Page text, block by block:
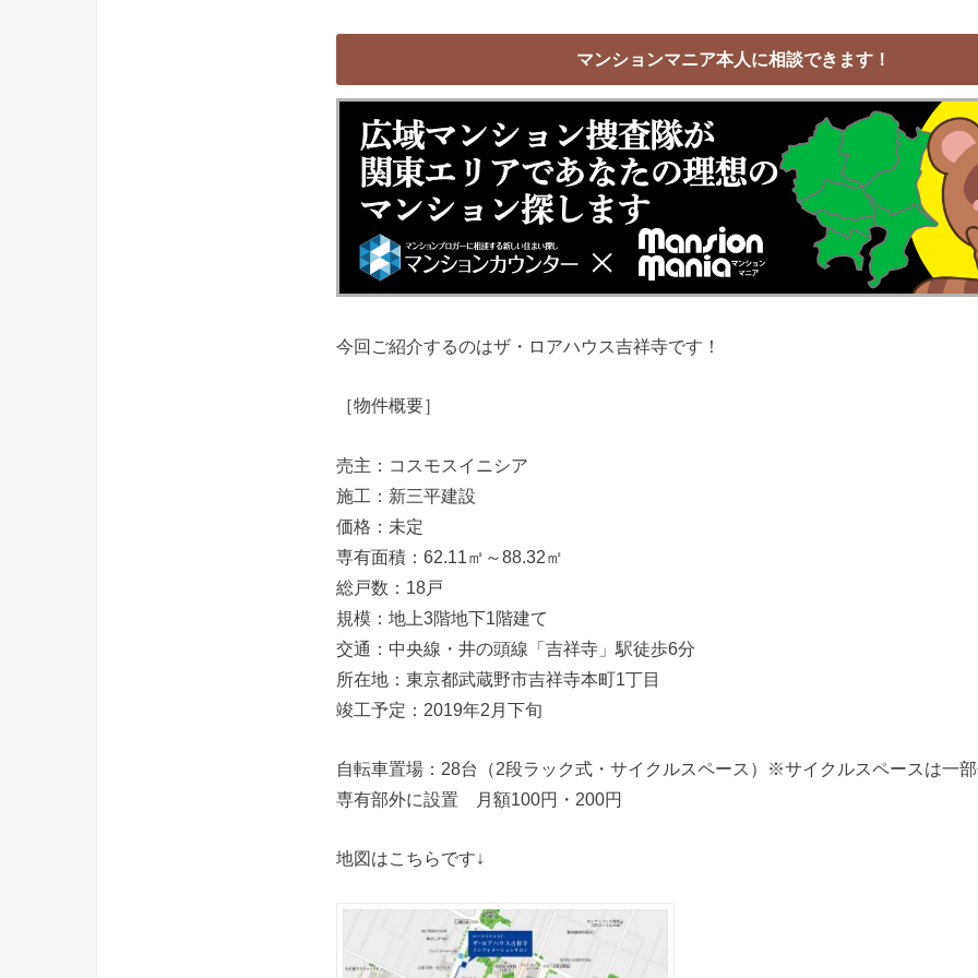
マンションマニア本人に相談できます！
今回ご紹介するのはザ・ロアハウス吉祥寺です！
［物件概要］
売主：コスモスイニシア
施工：新三平建設
価格：未定
専有面積：62.11㎡～88.32㎡
総戸数：18戸
規模：地上3階地下1階建て
交通：中央線・井の頭線「吉祥寺」駅徒歩6分
所在地：東京都武蔵野市吉祥寺本町1丁目
竣工予定：2019年2月下旬
自転車置場：28台（2段ラック式・サイクルスペース）※サイクルスペースは一部
専有部外に設置 月額100円・200円
地図はこちらです↓